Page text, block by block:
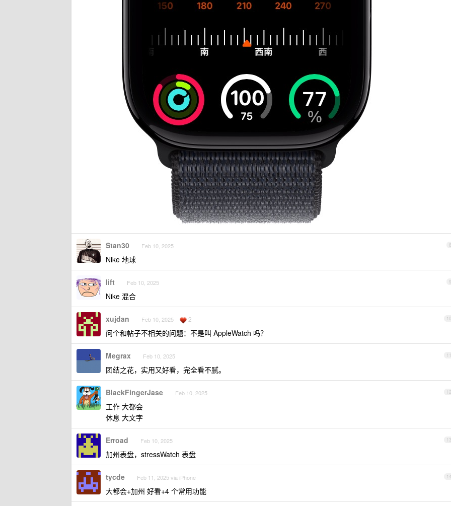
8
Stan30 Feb 10, 2025
Nike 地球
9
lift Feb 10, 2025
Nike 混合
10
xujdan Feb 10, 2025 2
问个和帖子不相关的问题：不是叫 AppleWatch 吗？
11
Megrax Feb 10, 2025
团结之花，实用又好看，完全看不腻。
12
BlackFingerJase Feb 10, 2025
工作 大都会
休息 大文字
13
Erroad Feb 10, 2025
加州表盘，stressWatch 表盘
14
tycde Feb 11, 2025 via iPhone
大都会+加州 好看+4 个常用功能